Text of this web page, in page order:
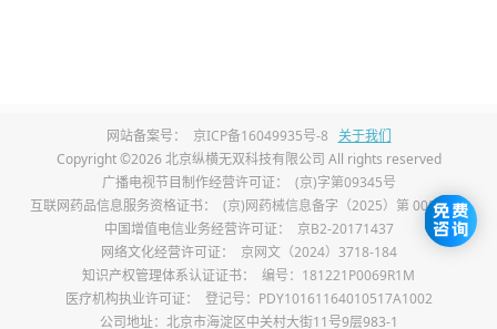
2、股前外侧皮瓣：如今股前外侧皮瓣已经成为
了修复头颈部肿瘤术后缺损常用的皮瓣之一，
术中采用股前外侧皮瓣舌重建时，皮瓣为穿支
皮瓣，与肌瓣完全分离，且有多个穿支，易塑
形，血管较粗大，血管吻合的成功率较高，且
网站备案号： 京ICP备16049935号-8 关于我们
Copyright ©2026 北京纵横无双科技有限公司 All rights reserved
广播电视节目制作经营许可证：
(京)字第09345号
互联网药品信息服务资格证书：
(京)网药械信息备字（2025）第 00017 号
中国增值电信业务经营许可证：
京B2-20171437
网络文化经营许可证：
京网文（2024）3718-184
知识产权管理体系认证证书：
编号：181221P0069R1M
医疗机构执业许可证：
登记号：PDY10161164010517A1002
公司地址：北京市海淀区中关村大街11号9层983-1